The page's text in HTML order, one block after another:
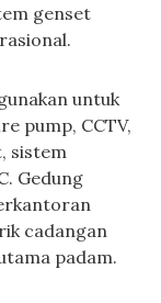
genset
untuk
pump, CCTV,
sistem
Gedung
cadangan
padam.